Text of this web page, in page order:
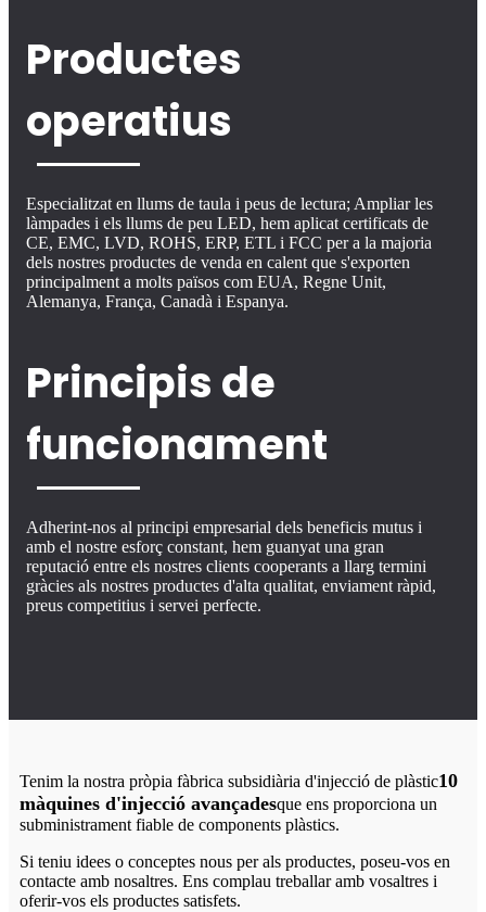
Productes
operatius
Especialitzat en llums de taula i peus de lectura; Ampliar les
làmpades i els llums de peu LED, hem aplicat certificats de
CE, EMC, LVD, ROHS, ERP, ETL i FCC per a la majoria
dels nostres productes de venda en calent que s'exporten
principalment a molts països com EUA, Regne Unit,
Alemanya, França, Canadà i Espanya.
Principis de
funcionament
Adherint-nos al principi empresarial dels beneficis mutus i
amb el nostre esforç constant, hem guanyat una gran
reputació entre els nostres clients cooperants a llarg termini
gràcies als nostres productes d'alta qualitat, enviament ràpid,
preus competitius i servei perfecte.
Tenim la nostra pròpia fàbrica subsidiària d'injecció de plàstic10
màquines d'injecció avançadesque ens proporciona un
subministrament fiable de components plàstics.
Si teniu idees o conceptes nous per als productes, poseu-vos en
contacte amb nosaltres. Ens complau treballar amb vosaltres i
oferir-vos els productes satisfets.